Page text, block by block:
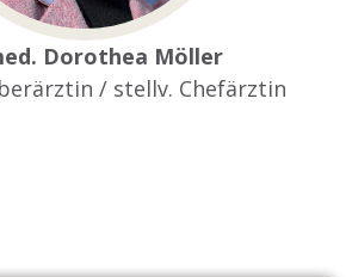
Dorothea Möller
/ stellv. Chefärztin